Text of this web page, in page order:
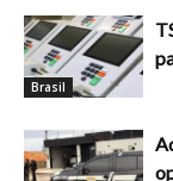
Brasil